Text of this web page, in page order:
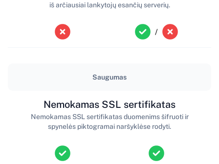
iš arčiausiai lankytojų esančių serverių.
/
Saugumas
Nemokamas SSL sertifikatas
Nemokamas SSL sertifikatas duomenims šifruoti ir
spynelės piktogramai naršyklėse rodyti.